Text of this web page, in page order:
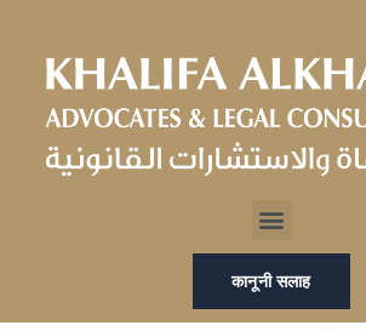
content
Menu
कानूनी सलाह